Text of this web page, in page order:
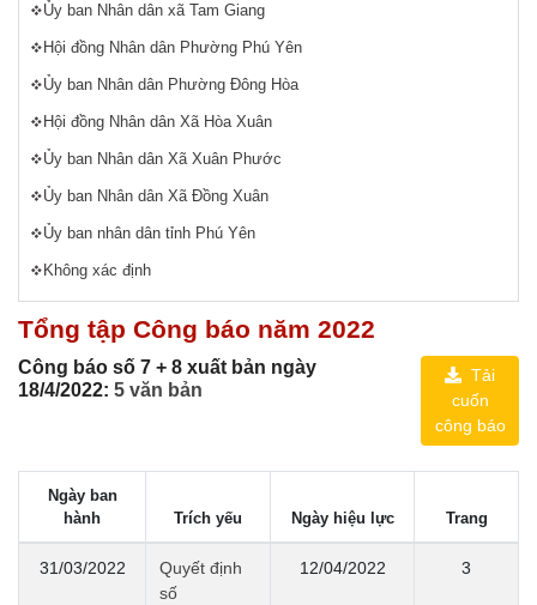
Ủy ban Nhân dân xã Tam Giang
Hội đồng Nhân dân Phường Phú Yên
Ủy ban Nhân dân Phường Đông Hòa
Hội đồng Nhân dân Xã Hòa Xuân
Ủy ban Nhân dân Xã Xuân Phước
Ủy ban Nhân dân Xã Đồng Xuân
Ủy ban nhân dân tỉnh Phú Yên
Không xác định
Tổng tập Công báo năm 2022
Công báo số 7 + 8 xuất bản ngày
18/4/2022: 5 văn bản
Tải
cuốn
công báo
Ngày ban
hành
Trích yếu Ngày hiệu lực Trang
31/03/2022
Quyết định
số
12/04/2022 3